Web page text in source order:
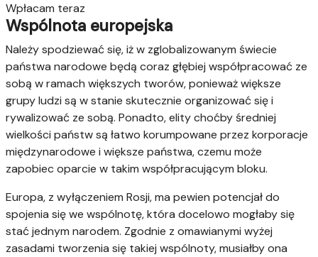
Wpłacam teraz
Wspólnota europejska
Należy spodziewać się, iż w zglobalizowanym świecie
państwa narodowe będą coraz głębiej współpracować ze
sobą w ramach większych tworów, ponieważ większe
grupy ludzi są w stanie skutecznie organizować się i
rywalizować ze sobą. Ponadto, elity choćby średniej
wielkości państw są łatwo korumpowane przez korporacje
międzynarodowe i większe państwa, czemu może
zapobiec oparcie w takim współpracującym bloku.
Europa, z wyłączeniem Rosji, ma pewien potencjał do
spojenia się we wspólnotę, która docelowo mogłaby się
stać jednym narodem. Zgodnie z omawianymi wyżej
zasadami tworzenia się takiej wspólnoty, musiałby ona